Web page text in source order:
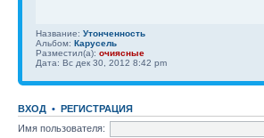
Название: Утонченность
Альбом: Карусель
Разместил(а): очиясные
Дата: Вс дек 30, 2012 8:42 pm
ВХОД • РЕГИСТРАЦИЯ
Имя пользователя: